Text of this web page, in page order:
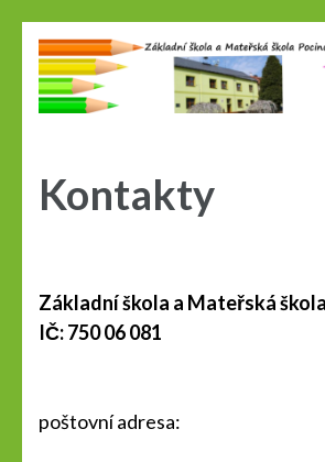
Přeskočit
na
obsah
Kontakty
Základní škola a Mateřská
IČ: 750 06 081
poštovní adresa: